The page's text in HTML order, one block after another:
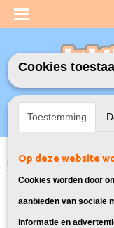
Inloggen
Home>Toners>
Cookies
Toestemming
Op deze website
Cookies worden door
aanbieden van sociale
informatie en